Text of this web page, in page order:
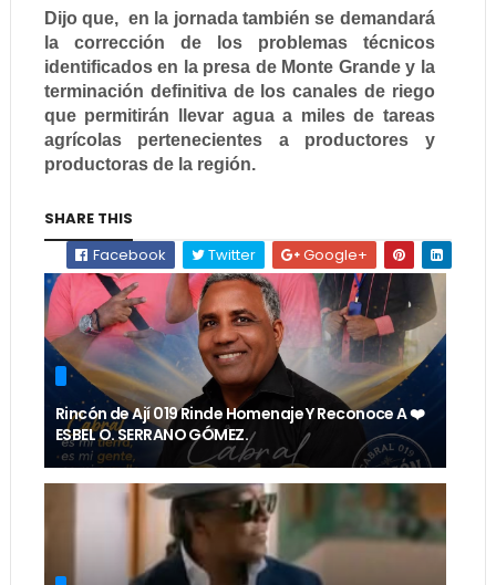
Dijo que, en la jornada también se demandará
la corrección de los problemas técnicos
identificados en la presa de Monte Grande y la
terminación definitiva de los canales de riego
que permitirán llevar agua a miles de tareas
agrícolas pertenecientes a productores y
productoras de la región.
SHARE THIS
Facebook
Twitter Google+
Rincón de Ají 019 Rinde Homenaje Y Reconoce A ❤️
ESBEL O. SERRANO GÓMEZ.